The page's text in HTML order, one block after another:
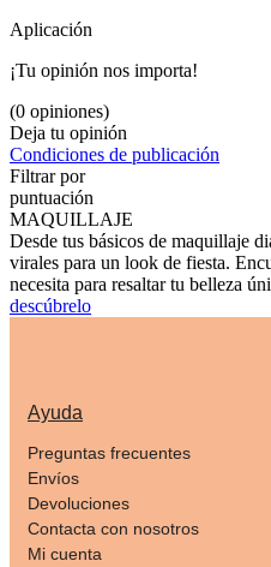
Aplicación
¡Tu opinión nos importa!
(0 opiniones)
Deja tu opinión
Condiciones de publicación
Filtrar por
puntuación
MAQUILLAJE
Desde tus básicos de maquillaje
virales para un look de fiesta.
necesita para resaltar tu belleza
descúbrelo
Ayuda
Preguntas frecuentes
Envíos
Devoluciones
Contacta con nosotros
Mi cuenta